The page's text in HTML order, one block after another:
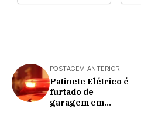
POSTAGEM ANTERIOR
Patinete Elétrico é
furtado de
garagem em